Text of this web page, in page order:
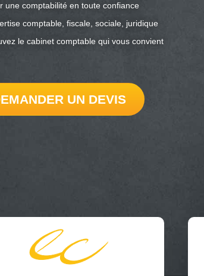
une comptabilité en toute confiance
comptable, fiscale, sociale, juridique
le cabinet comptable qui vous convient
UN DEVIS